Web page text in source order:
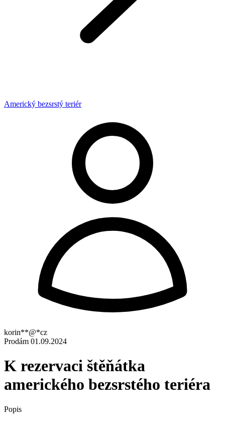
Americký bezsrstý teriér
korin**@*cz
Prodám 01.09.2024
K rezervaci štěňátka
amerického bezsrstého teriéra
Popis